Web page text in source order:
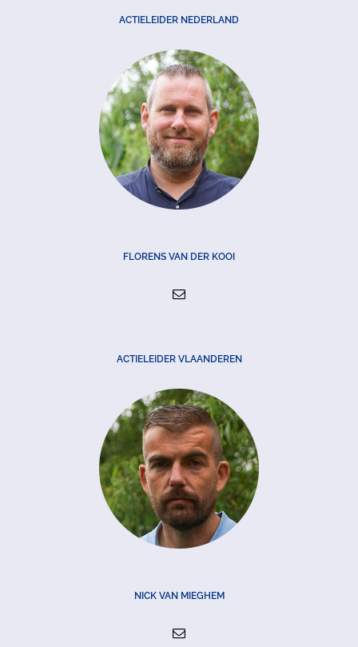
ACTIELEIDER NEDERLAND
FLORENS VAN DER KOOI
ACTIELEIDER VLAANDEREN
NICK VAN MIEGHEM